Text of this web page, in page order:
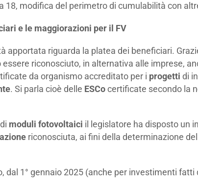
18, modifica del perimetro di cumulabilità con
e le maggiorazioni per il FV
apportata riguarda la platea dei beneficiari.
essere riconosciuto, in alternativa alle imprese,
da organismo accreditato per i progetti di
. Si parla cioè delle ESCocertificate secondo la
moduli fotovoltaici il legislatore ha disposto un
riconosciuta, ai fini della determinazione
dal 1° gennaio 2025 (anche per investimenti fatti